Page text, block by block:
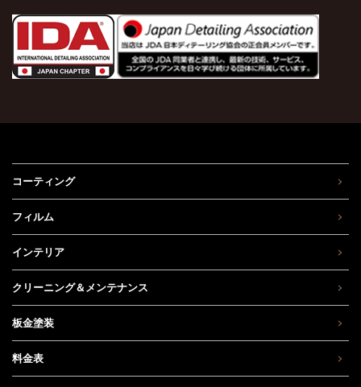
コーティング
フィルム
インテリア
クリーニング＆メンテナンス
板金塗装
料金表